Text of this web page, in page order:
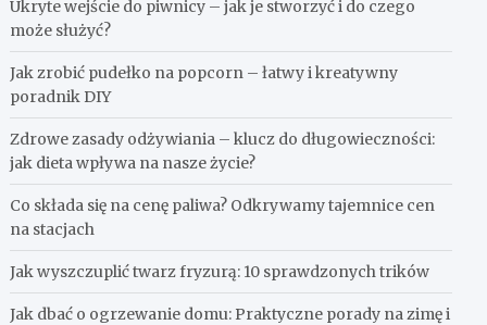
Ukryte wejście do piwnicy – jak je stworzyć i do czego
może służyć?
Jak zrobić pudełko na popcorn – łatwy i kreatywny
poradnik DIY
Zdrowe zasady odżywiania – klucz do długowieczności:
jak dieta wpływa na nasze życie?
Co składa się na cenę paliwa? Odkrywamy tajemnice cen
na stacjach
Jak wyszczuplić twarz fryzurą: 10 sprawdzonych trików
Jak dbać o ogrzewanie domu: Praktyczne porady na zimę i